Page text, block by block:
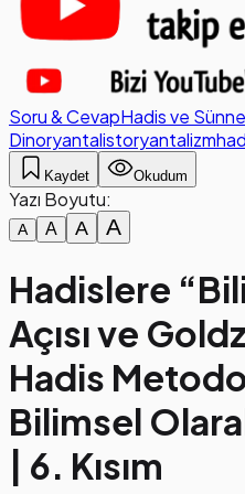
Soru & CevapHadis ve
Dinoryantalistoryantalizm
Kaydet Okudum
Yazı Boyutu:
A A A A
Hadislere
Açısı ve
Hadis
Bilimsel
| 6. Kısım